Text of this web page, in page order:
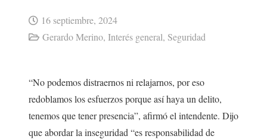
16 septiembre, 2024
Gerardo Merino, Interés general, Seguridad
“No podemos distraernos ni relajarnos, por eso
redoblamos los esfuerzos porque así haya un delito,
tenemos que tener presencia”, afirmó el intendente. Dijo
que abordar la inseguridad “es responsabilidad de